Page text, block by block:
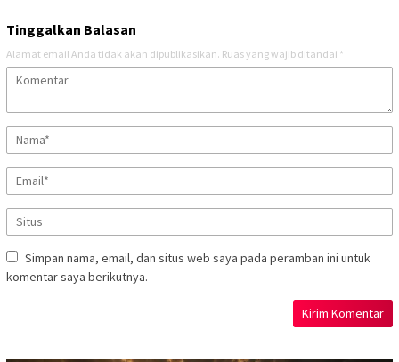
Tinggalkan Balasan
Alamat email Anda tidak akan dipublikasikan. Ruas yang wajib ditandai *
Simpan nama, email, dan situs web saya pada peramban ini untuk
komentar saya berikutnya.